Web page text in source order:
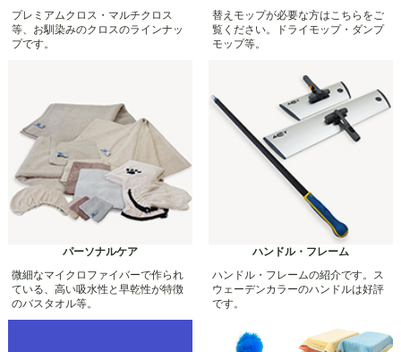
プレミアムクロス・マルチクロス
等、お馴染みのクロスのラインナッ
プです。
替えモップが必要な方はこちらをご
覧ください。ドライモップ・ダンプ
モップ等。
パーソナルケア
微細なマイクロファイバーで作られ
ている、高い吸水性と早乾性が特徴
のバスタオル等。
ハンドル・フレーム
ハンドル・フレームの紹介です。ス
ウェーデンカラーのハンドルは好評
です。